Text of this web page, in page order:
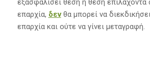
εξασφαλίσει θέση ή θέση επιλαχόντα
επαρχία, δενθα μπορεί να
επαρχία και ούτε να γίνει μεταγραφή.